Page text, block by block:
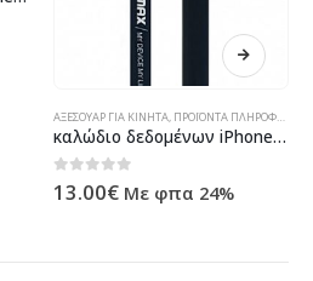
ΑΞΕΣΟΥΑΡ ΓΙΑ ΚΙΝΗΤΑ, ΠΡΟΪΌΝΤΑ ΠΛΗΡΟΦΟΡΙΚΉΣ - ΚΙΝΗΤΉΣ ΤΗΛΕΦΩΝΊΑΣ - ΗΛΕΚΤΡΟΝΙΚΆ
καλώδιο δεδομένων iPhone Lighting Flat, Remax Full Speed RC-001i, 2m. Black – 14348
0 out of 5
13.00€ Με φπα 24%